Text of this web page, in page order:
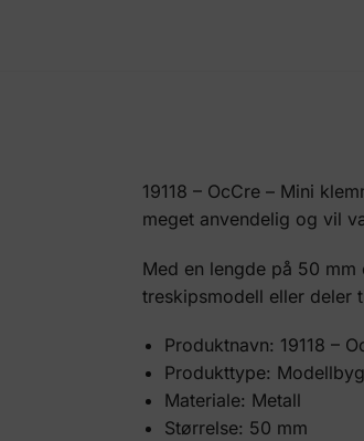
19118 – OcCre – Mini
meget anvendelig og vil
Med en lengde på 50
treskipsmodell eller deler
Produktnavn: 19118 –
Produkttype:
Materiale: Metall
Størrelse: 50 mm